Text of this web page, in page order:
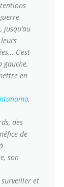
C’est
gauche,
en
,
des
de
son
surveiller et